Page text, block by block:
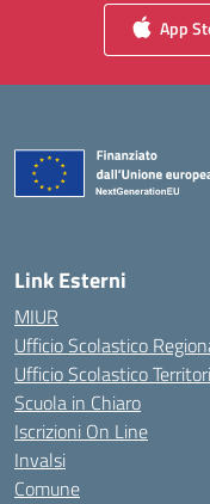
App
Link Esterni
MIUR
Ufficio Scolastico
Ufficio Scolastico
Scuola in Chiaro
Iscrizioni On Line
Invalsi
Comune